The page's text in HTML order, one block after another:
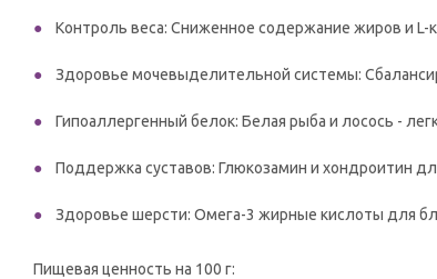
Контроль веса: Сниженное содержание жиров и
Здоровье мочевыделительной системы:
Гипоаллергенный белок: Белая рыба и лосось -
Поддержка суставов: Глюкозамин и хондроитин
Здоровье шерсти: Омега-3 жирные кислоты для
Пищевая ценность на 100 г: